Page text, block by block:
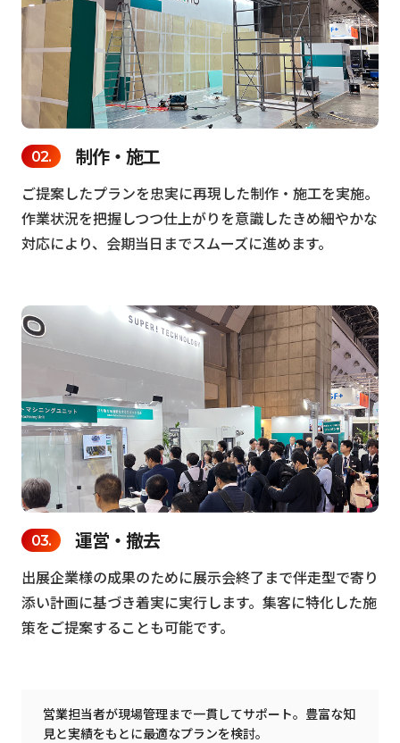
制作・施工
ご提案したプランを忠実に再現した制作・施工を実施。
作業状況を把握しつつ仕上がりを意識したきめ細やかな
対応により、会期当日までスムーズに進めます。
運営・撤去
出展企業様の成果のために展示会終了まで伴走型で寄り
添い計画に基づき着実に実行します。集客に特化した施
策をご提案することも可能です。
営業担当者が現場管理まで一貫してサポート。豊富な知
見と実績をもとに最適なプランを検討。